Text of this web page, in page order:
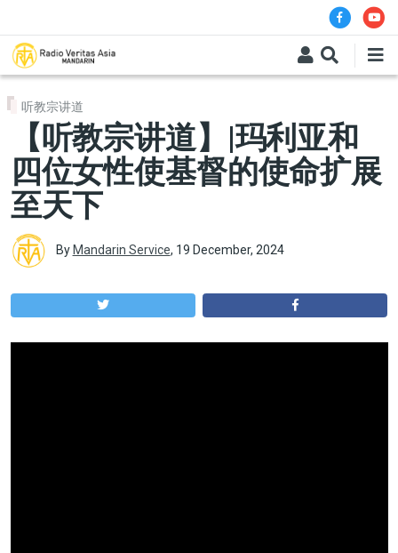
听教宗讲道
【听教宗讲道】|玛利亚和
四位女性使基督的使命扩展
至天下
By Mandarin Service, 19 December, 2024